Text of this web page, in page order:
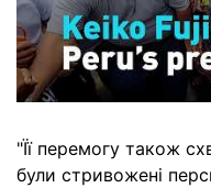
"Її перемогу також
були стривожені